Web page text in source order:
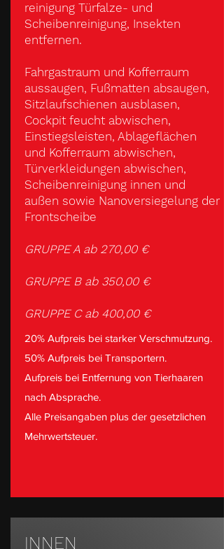
reinigung Türfalze- und
Scheibenreinigung, Insekten
entfernen.
Fahrgastraum und Kofferraum
aussaugen, Fußmatten absaugen,
Sitzlaufschienen ausblasen,
Cockpit feucht abwischen,
Einstiegsleisten, Ablageflächen
und Kofferraum abwischen,
Türverkleidungen abwischen,
Scheibenreinigung innen und
außen sowie Nanoversiegelung der
Frontscheibe
GRUPPE A ab 270,00 €
GRUPPE B ab 350,00 €
GRUPPE C ab 400,00 €
20% Aufpreis bei starker Verschmutzung.
50% Aufpreis bei Transportern.
Aufpreis bei Entfernung von Tierhaaren
nach Absprache.
Alle Preisangaben plus der gesetzlichen
Mehrwertsteuer.
INNEN